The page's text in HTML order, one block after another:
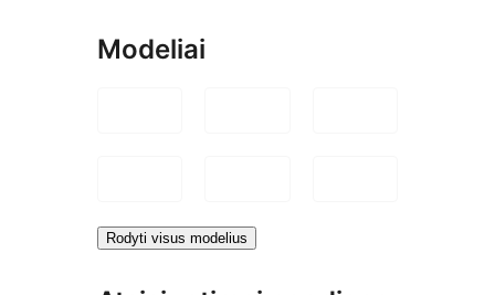
Modeliai
Rodyti visus modelius